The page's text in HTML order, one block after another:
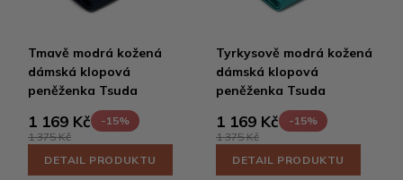
Tmavě modrá kožená
dámská klopová
peněženka Tsuda
1 169 Kč
-15%
1 375 Kč
DETAIL PRODUKTU
Tyrkysově modrá kožená
dámská klopová
peněženka Tsuda
1 169 Kč
-15%
1 375 Kč
DETAIL PRODUKTU